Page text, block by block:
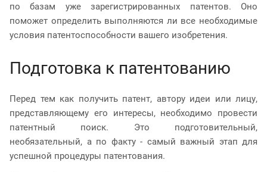
по базам уже зарегистрированных патентов. Оно
поможет определить выполняются ли все необходимые
условия патентоспособности вашего изобретения.
Подготовка к патентованию
Перед тем как получить патент, автору идеи или лицу,
представляющему его интересы, необходимо провести
патентный поиск. Это подготовительный,
необязательный, а по факту - самый важный этап для
успешной процедуры патентования.